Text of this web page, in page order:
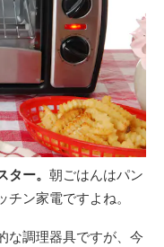
ー。 朝ごはんはパン
ン家電ですよね。
な調理器具ですが、今